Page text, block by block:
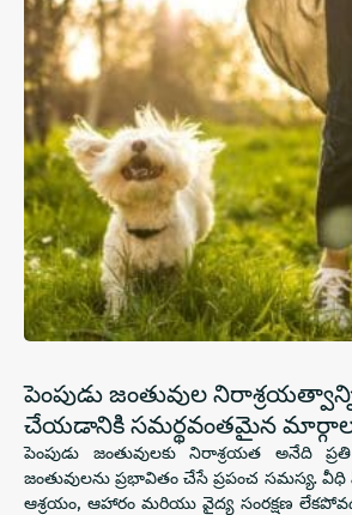
పెంపుడు జంతువుల
చేయడానికి సమర్థవంతమైన
పెంపుడు జంతువులకు నిరాశ్రయత అనేది
జంతువులను ప్రభావితం చేసే ప్రపంచ సమస్య. వీధి
ఆశ్రయం, ఆహారం మరియు వైద్య సంరక్షణ